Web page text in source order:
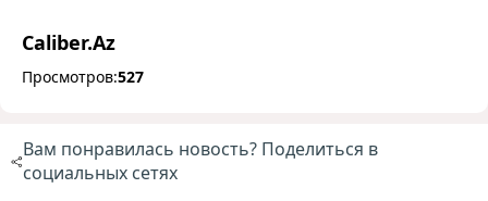
Caliber.Az
Просмотров:527
Вам понравилась новость? Поделиться в
социальных сетях